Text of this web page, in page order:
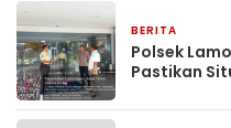
BERITA
Polsek
Pastikan